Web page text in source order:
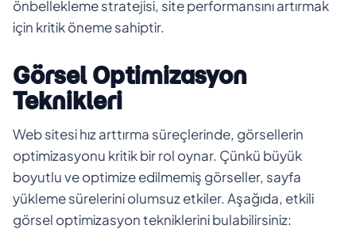
önbellekleme stratejisi, site performansını artırmak
için kritik öneme sahiptir.
Görsel Optimizasyon
Teknikleri
Web sitesi hız arttırma süreçlerinde, görsellerin
optimizasyonu kritik bir rol oynar. Çünkü büyük
boyutlu ve optimize edilmemiş görseller, sayfa
yükleme sürelerini olumsuz etkiler. Aşağıda, etkili
görsel optimizasyon tekniklerini bulabilirsiniz: